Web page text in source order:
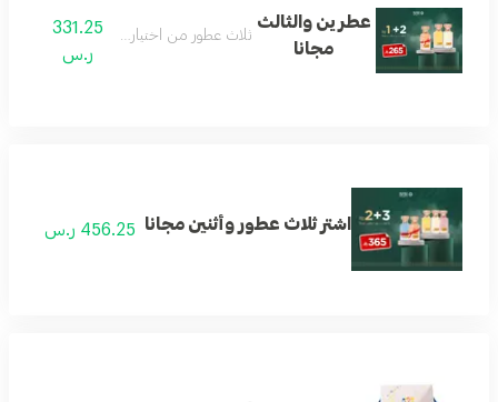
عطرين والثالث
مجانا
ثلاث عطور من اختيار العميل331.25
ر.س
اشتر ثلاث عطور وأثنين مجانا 456.25 ر.س